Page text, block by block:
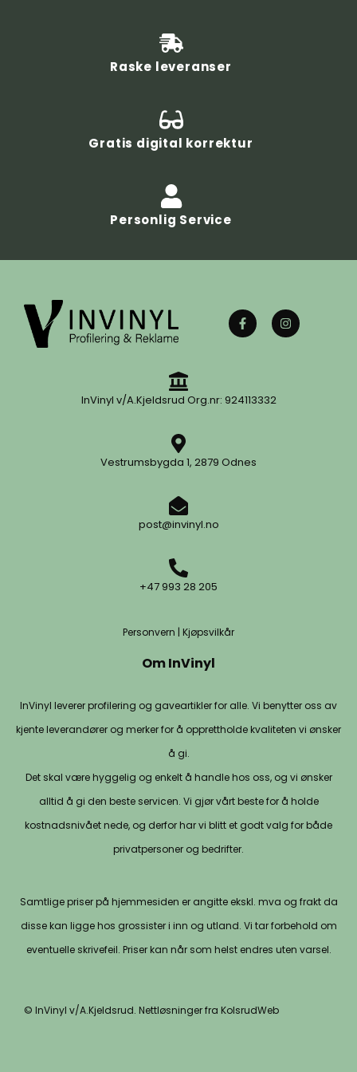
Raske leveranser
Gratis digital korrektur
Personlig Service
InVinyl v/A.Kjeldsrud Org.nr: 924113332
Vestrumsbygda 1, 2879 Odnes
post@invinyl.no
+47 993 28 205
Personvern | Kjøpsvilkår
Om InVinyl
InVinyl leverer profilering og gaveartikler for alle. Vi benytter oss av
kjente leverandører og merker for å opprettholde kvaliteten vi ønsker
å gi.
Det skal være hyggelig og enkelt å handle hos oss, og vi ønsker
alltid å gi den beste servicen. Vi gjør vårt beste for å holde
kostnadsnivået nede, og derfor har vi blitt et godt valg for både
privatpersoner og bedrifter.
Samtlige priser på hjemmesiden er angitte ekskl. mva og frakt da
disse kan ligge hos grossister i inn og utland. Vi tar forbehold om
eventuelle skrivefeil. Priser kan når som helst endres uten varsel.
© InVinyl v/A.Kjeldsrud. Nettløsninger fra KolsrudWeb